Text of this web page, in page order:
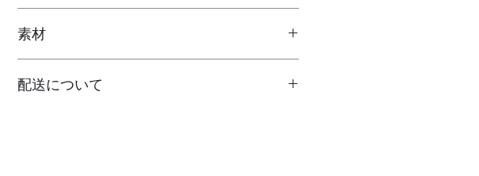
ラグ幅：18mm
素材
配送について